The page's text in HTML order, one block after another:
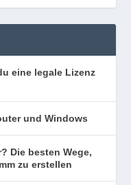
eine legale Lizenz
und Windows
Die besten Wege,
zu erstellen